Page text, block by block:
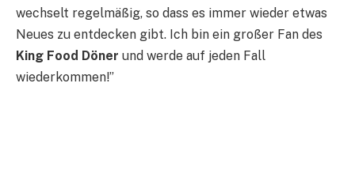
wechselt regelmäßig, so dass es immer wieder etwas
Neues zu entdecken gibt. Ich bin ein großer Fan des
King Food Döner und werde auf jeden Fall
wiederkommen!”